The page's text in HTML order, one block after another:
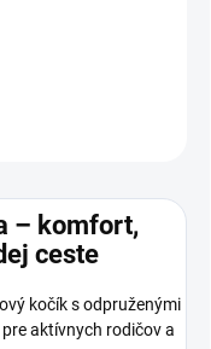
– komfort,
ceste
kočík s odpruženými
aktívnych rodičov a